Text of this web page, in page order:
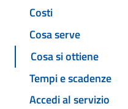
Costi
Cosa serve
Cosa si ottiene
Tempi e scadenze
Accedi al servizio